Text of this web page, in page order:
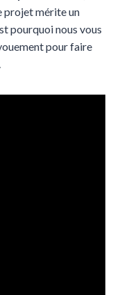
projet mérite un
pourquoi nous vous
pour faire